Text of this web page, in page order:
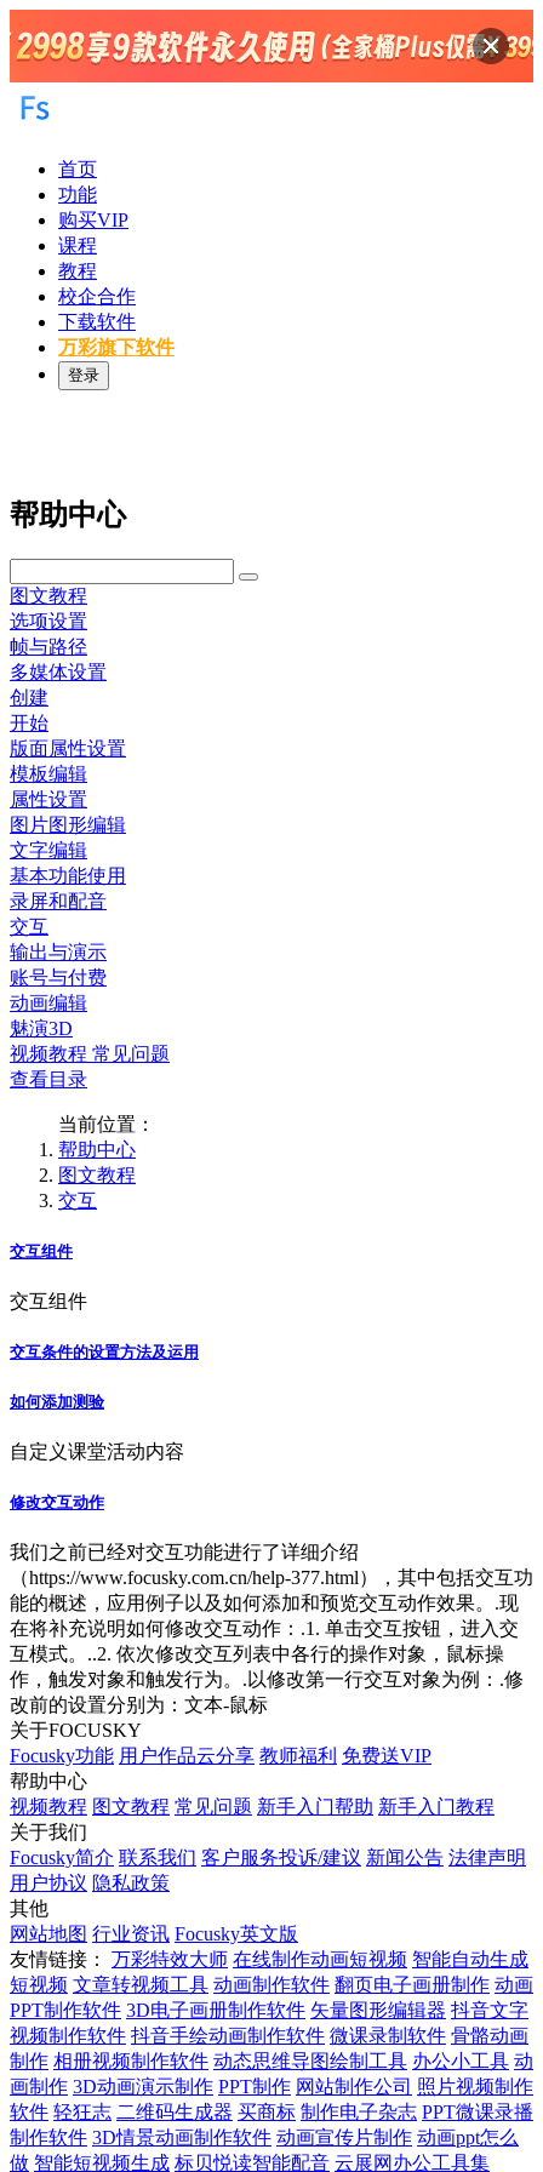
首页
功能
购买VIP
课程
教程
校企合作
下载软件
万彩旗下软件
登录
帮助中心
图文教程
选项设置
帧与路径
多媒体设置
创建
开始
版面属性设置
模板编辑
属性设置
图片图形编辑
文字编辑
基本功能使用
录屏和配音
交互
输出与演示
账号与付费
动画编辑
魅演3D
视频教程 常见问题
查看目录
当前位置：
帮助中心
图文教程
交互
交互组件
交互组件
交互条件的设置方法及运用
如何添加测验
自定义课堂活动内容
修改交互动作
我们之前已经对交互功能进行了详细介绍
（https://www.focusky.com.cn/help-377.html），其中包括交互功
能的概述，应用例子以及如何添加和预览交互动作效果。.现
在将补充说明如何修改交互动作：.1. 单击交互按钮，进入交
互模式。..2. 依次修改交互列表中各行的操作对象，鼠标操
作，触发对象和触发行为。.以修改第一行交互对象为例：.修
改前的设置分别为：文本-鼠标
关于FOCUSKY
Focusky功能 用户作品云分享 教师福利 免费送VIP
帮助中心
视频教程 图文教程 常见问题 新手入门帮助 新手入门教程
关于我们
Focusky简介 联系我们 客户服务投诉/建议 新闻公告 法律声明
用户协议 隐私政策
其他
网站地图 行业资讯 Focusky英文版
友情链接：
万彩特效大师 在线制作动画短视频 智能自动生成
短视频 文章转视频工具 动画制作软件 翻页电子画册制作 动画
PPT制作软件 3D电子画册制作软件 矢量图形编辑器 抖音文字
视频制作软件 抖音手绘动画制作软件 微课录制软件 骨骼动画
制作 相册视频制作软件 动态思维导图绘制工具 办公小工具 动
画制作 3D动画演示制作 PPT制作 网站制作公司 照片视频制作
软件 轻狂志 二维码生成器 买商标 制作电子杂志 PPT微课录播
制作软件 3D情景动画制作软件 动画宣传片制作 动画ppt怎么
做 智能短视频生成 标贝悦读智能配音 云展网办公工具集